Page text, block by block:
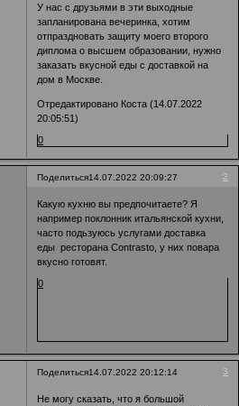
У нас с друзьями в эти выходные
запланирована вечеринка, хотим
отпраздновать защиту моего второго
диплома о высшем образовании, нужно
заказать вкусной еды с доставкой на
дом в Москве.
Отредактировано Коста (14.07.2022
20:05:51)
0
Поделиться 2
14.07.2022 20:09:27
Какую кухню вы предпочитаете? Я
например поклонник итальянской кухни,
часто подьзуюсь услугами доставка
еды ресторана Contrasto, у них повара
вкусно готовят.
0
Поделиться 3
14.07.2022 20:12:14
Не могу сказать, что я большой